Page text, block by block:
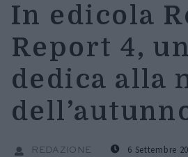
In edicola
Report 4,
dedica alla
REDAZIONE 6 Settembre